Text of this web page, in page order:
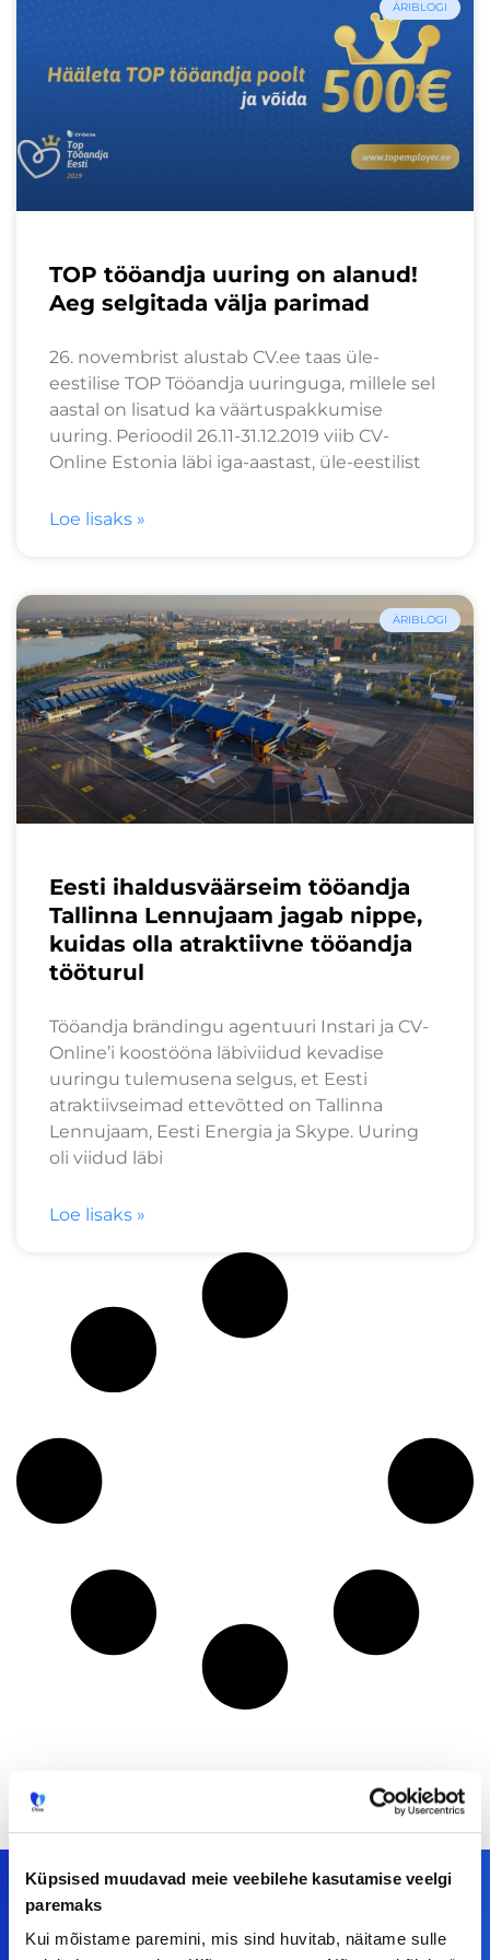
Küpsised muudavad meie veebilehe kasutamise veelgi
paremaks
Kui mõistame paremini, mis sind huvitab, näitame sulle
ÄRIBLOGI
TOP tööandja uuring on alanud!
Aeg selgitada välja parimad
26. novembrist alustab CV.ee taas üle-
eestilise TOP Tööandja uuringuga, millele sel
aastal on lisatud ka väärtuspakkumise
uuring. Perioodil 26.11-31.12.2019 viib CV-
Online Estonia läbi iga-aastast, üle-eestilist
Loe lisaks »
ÄRIBLOGI
Eesti ihaldusväärseim tööandja
Tallinna Lennujaam jagab nippe,
kuidas olla atraktiivne tööandja
tööturul
Tööandja brändingu agentuuri Instari ja CV-
Online’i koostööna läbiviidud kevadise
uuringu tulemusena selgus, et Eesti
atraktiivseimad ettevõtted on Tallinna
Lennujaam, Eesti Energia ja Skype. Uuring
oli viidud läbi
Loe lisaks »